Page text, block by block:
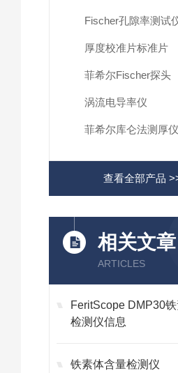
Fischer孔隙率测试
厚度校准片标准片
菲希尔Fischer探头
涡流电导率仪
菲希尔库仑法测厚仪
查看全部产品
相关文章
ARTICLES
FeritScope DMP30
检测仪信息
铁素体含量检测仪